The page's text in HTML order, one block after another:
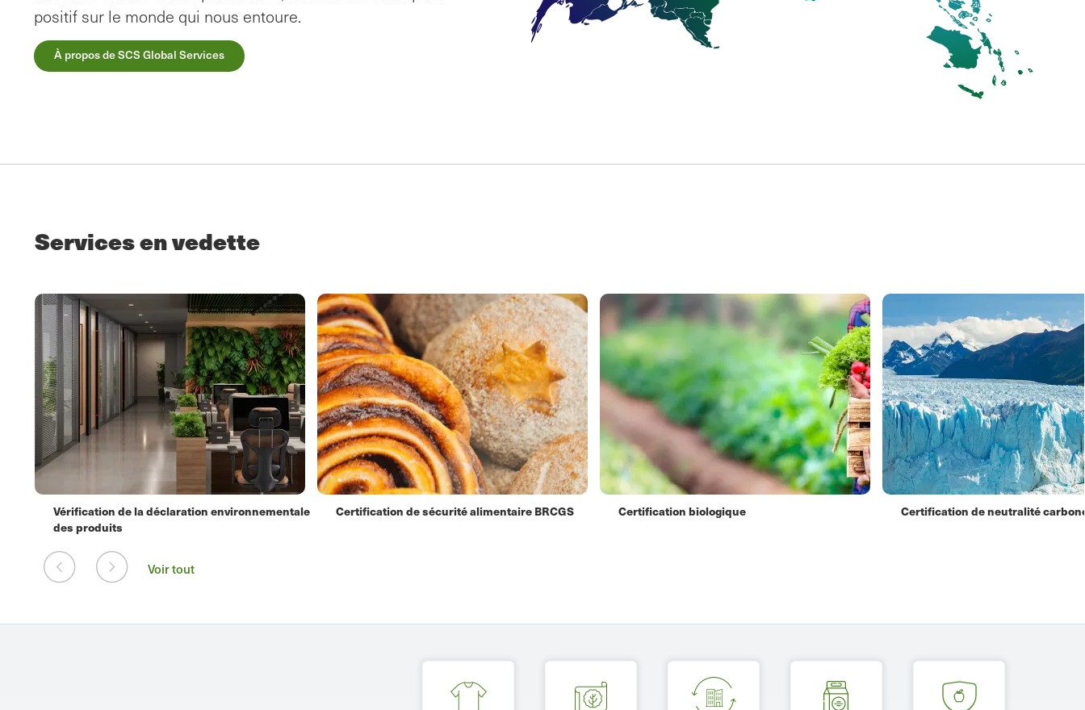
positif sur le monde qui nous entoure.
À propos de SCS Global Services
Services en vedette
Certification de sécurité alimentaire BRCGS Certification biologique Certification de neutralité carbone
Pierres précieuses certifiées
Voir tout